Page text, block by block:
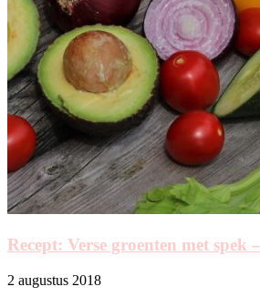
Recept: Verse groenten met spek
2 augustus 2018